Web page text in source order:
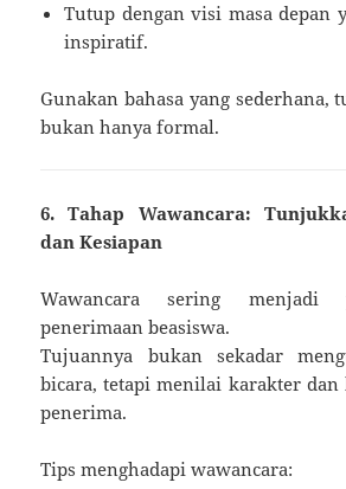
Tutup dengan visi masa depan
inspiratif.
Gunakan bahasa yang
bukan hanya formal.
6. Tahap Wawancara:
dan Kesiapan
Wawancara sering menjadi
penerimaan beasiswa.
Tujuannya bukan sekadar
bicara, tetapi menilai karakter dan
penerima.
Tips menghadapi wawancara: